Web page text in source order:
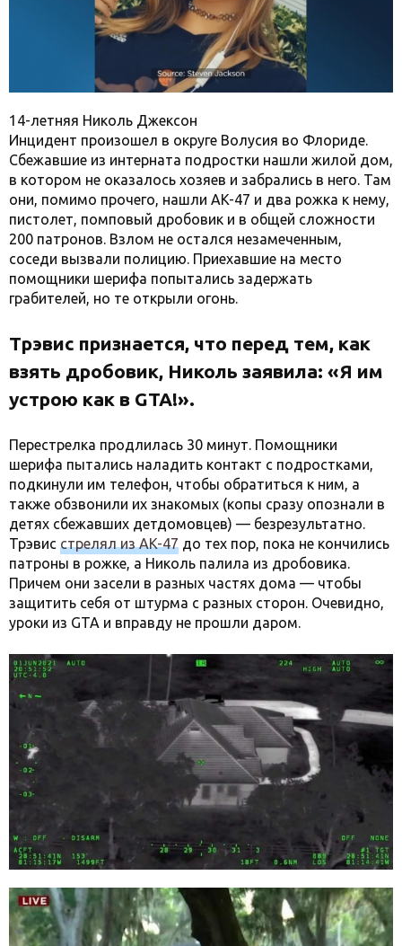
14-летняя Николь Джексон
Инцидент произошел в округе Волусия во Флориде.
Сбежавшие из интерната подростки нашли жилой дом,
в котором не оказалось хозяев и забрались в него. Там
они, помимо прочего, нашли AK-47 и два рожка к нему,
пистолет, помповый дробовик и в общей сложности
200 патронов. Взлом не остался незамеченным,
соседи вызвали полицию. Приехавшие на место
помощники шерифа попытались задержать
грабителей, но те открыли огонь.
Трэвис признается, что перед тем, как
взять дробовик, Николь заявила: «Я им
устрою как в GTA!».
Перестрелка продлилась 30 минут. Помощники
шерифа пытались наладить контакт с подростками,
подкинули им телефон, чтобы обратиться к ним, а
также обзвонили их знакомых (копы сразу опознали в
детях сбежавших детдомовцев) — безрезультатно.
Трэвис стрелял из AK-47 до тех пор, пока не кончились
патроны в рожке, а Николь палила из дробовика.
Причем они засели в разных частях дома — чтобы
защитить себя от штурма с разных сторон. Очевидно,
уроки из GTA и вправду не прошли даром.